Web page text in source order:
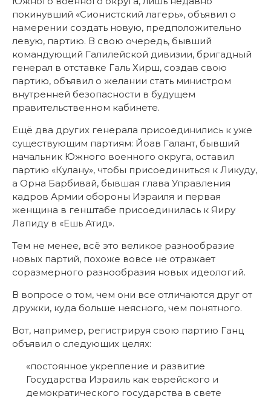
покинувший «Сионистский лагерь», объявил о
намерении создать новую, предположительно
левую, партию. В свою очередь, бывший
командующий Галилейской дивизии, бригадный
генерал в отставке Галь Хирш, создав свою
партию, объявил о желании стать министром
внутренней безопасности в будущем
правительственном кабинете.
Ещё два других генерала присоединились к уже
существующим партиям: Йоав Галант, бывший
начальник Южного военного округа, оставил
партию «Кулану», чтобы присоединиться к Ликуду,
а Орна Барбивай, бывшая глава Управления
кадров Армии обороны Израиля и первая
женщина в генштабе присоединилась к Яиру
Лапиду в «Ешь Атид».
Тем не менее, всё это великое разнообразие
новых партий, похоже вовсе не отражает
соразмерного разнообразия новых идеологий.
В вопросе о том, чем они все отличаются друг от
дружки, куда больше неясного, чем понятного.
Вот, например, регистрируя свою партию Ганц
объявил о следующих целях:
«постоянное укрепление и развитие
Государства Израиль как еврейского и
демократического государства в свете